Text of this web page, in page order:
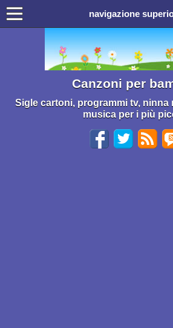
navigazione
Canzoni per
Sigle cartoni, programmi tv, ninna
musica per i più